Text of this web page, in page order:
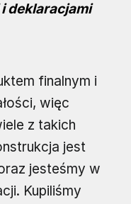
deklaracjami
finalnym i
więc
z takich
jest
jesteśmy w
Kupiliśmy